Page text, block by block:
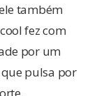
também
fez com
por um
pulsa por